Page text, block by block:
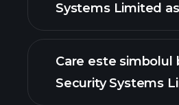
Systems Limited
Care este simbolul
Security Systems